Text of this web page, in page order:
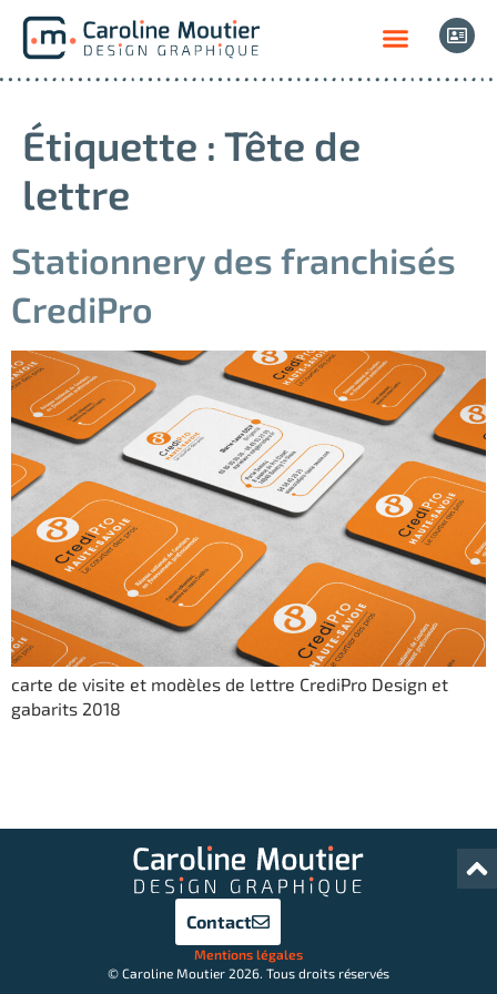
Étiquette : Tête de
lettre
Stationnery des franchisés
CrediPro
carte de visite et modèles de lettre CrediPro Design et
gabarits 2018
Mentions légales
© Caroline Moutier 2026. Tous droits réservés
Contact